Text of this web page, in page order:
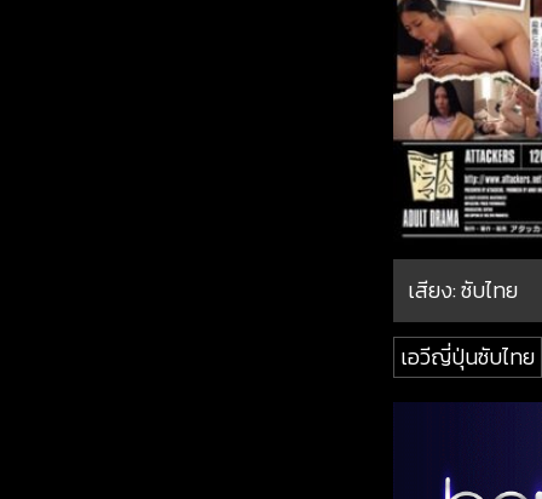
เสียง: ซับไทย
เอวีญี่ปุ่นซับไทย